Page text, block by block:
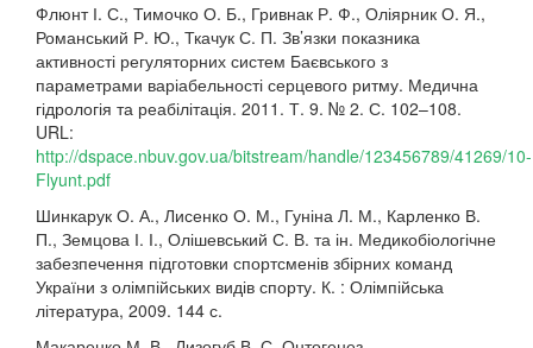
Флюнт І. С., Тимочко О. Б., Гривнак Р. Ф., Оліярник О. Я.,
Романський Р. Ю., Ткачук С. П. Зв’язки показника
активності регуляторних систем Баєвського з
параметрами варіабельності серцевого ритму. Медична
гідрологія та реабілітація. 2011. Т. 9. № 2. С. 102–108.
URL:
http://dspace.nbuv.gov.ua/bitstream/handle/123456789/41269/10-
Flyunt.pdf
Шинкарук О. А., Лисенко О. М., Гуніна Л. М., Карленко В.
П., Земцова І. І., Олішевський С. В. та ін. Медикобіологічне
забезпечення підготовки спортсменів збірних команд
України з олімпійських видів спорту. К. : Олімпійська
література, 2009. 144 с.